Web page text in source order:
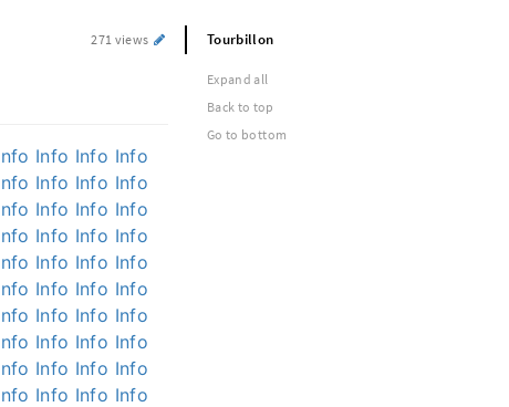
271 views
Info Info Info
Info Info Info
Info Info Info
Info Info Info
Info Info Info
Info Info Info
Info Info Info
Info Info Info
Info Info Info
Info Info Info
Tourbillon
Expand all
Back to top
Go to bottom